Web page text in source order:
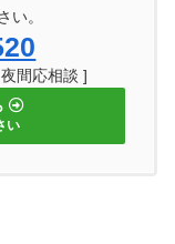
い。
間応相談 ]
い